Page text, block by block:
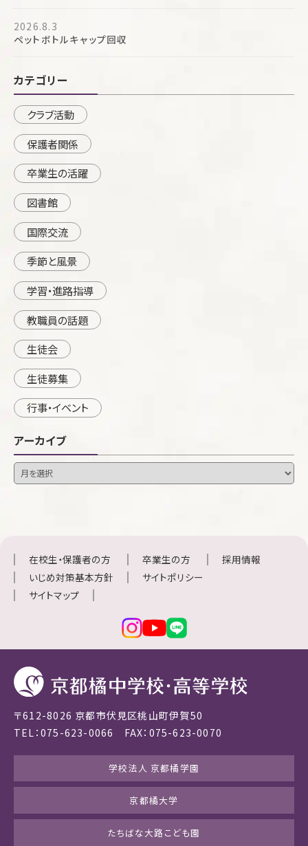
2026.8.3
ペットボトルキャップ回収
カテゴリー
クラブ活動
保護者関係
卒業生の活躍
図書館
国際交流
季節と風景
学習・進路指導
教職員の話題
生徒会
生徒募集
行事・イベント
アーカイブ
在校生・保護者の方 卒業生の方
採用情報
いじめ対策基本方針
サイトポリシー
サイトマップ
〒612-8026 京都市伏見区桃山町伊賀50
TEL：075-623-0066 FAX：075-623-0070
学校法人 京都橘学園
京都橘大学
たちばな大路こども園